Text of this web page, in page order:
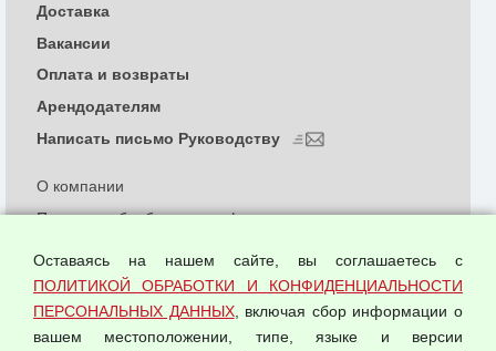
О компании
Политика обработки и конфиденциальности
Согласием на обработку персональных данных
Оферта оптовой купли-продажи
Публичная оферта
Доставка
Вакансии
Оплата и возвраты
Арендодателям
Написать письмо Руководству
Оставаясь на нашем сайте, вы соглашаетесь с
ПОЛИТИКОЙ ОБРАБОТКИ И КОНФИДЕНЦИАЛЬНОСТИ
ПЕРСОНАЛЬНЫХ ДАННЫХ, включая сбор информации о
вашем местоположении, типе, языке и версии